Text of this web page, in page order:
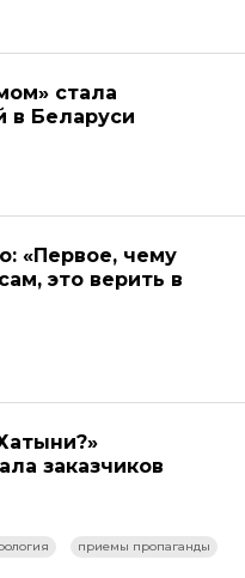
стала
в Беларуси
«Первое, чему
это верить в
заказчиков
приемы пропаганды